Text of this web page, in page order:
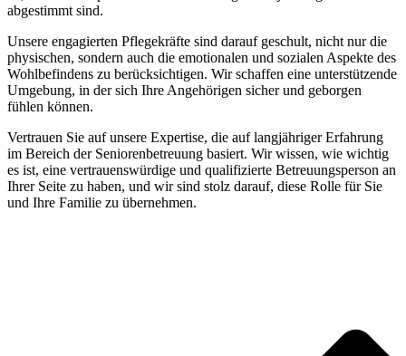
abgestimmt sind.
Unsere engagierten Pflegekräfte sind darauf geschult, nicht nur die
physischen, sondern auch die emotionalen und sozialen Aspekte des
Wohlbefindens zu berücksichtigen. Wir schaffen eine unterstützende
Umgebung, in der sich Ihre Angehörigen sicher und geborgen
fühlen können.
Vertrauen Sie auf unsere Expertise, die auf langjähriger Erfahrung
im Bereich der Seniorenbetreuung basiert. Wir wissen, wie wichtig
es ist, eine vertrauenswürdige und qualifizierte Betreuungsperson an
Ihrer Seite zu haben, und wir sind stolz darauf, diese Rolle für Sie
und Ihre Familie zu übernehmen.